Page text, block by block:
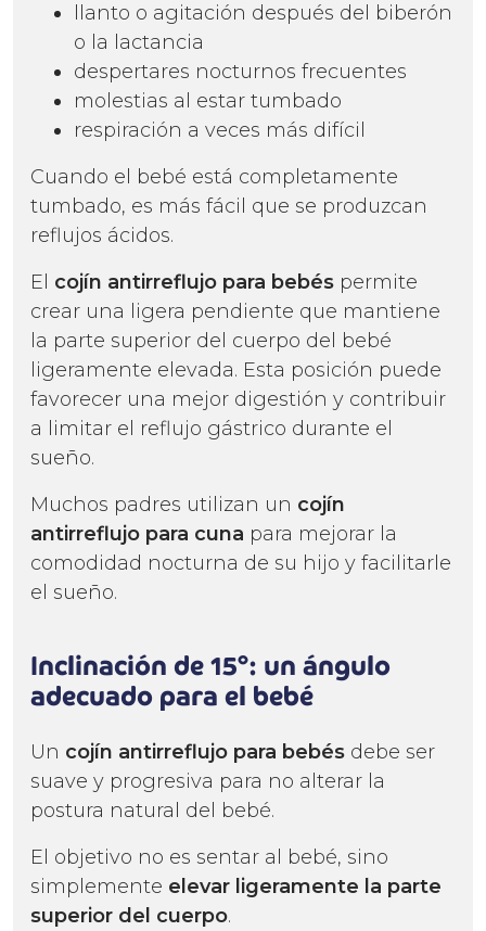
llanto o agitación después del biberón
o la lactancia
despertares nocturnos frecuentes
molestias al estar tumbado
respiración a veces más difícil
Cuando el bebé está completamente
tumbado, es más fácil que se produzcan
reflujos ácidos.
El cojín antirreflujo para bebés permite
crear una ligera pendiente que mantiene
la parte superior del cuerpo del bebé
ligeramente elevada. Esta posición puede
favorecer una mejor digestión y contribuir
a limitar el reflujo gástrico durante el
sueño.
Muchos padres utilizan un cojín
antirreflujo para cuna para mejorar la
comodidad nocturna de su hijo y facilitarle
el sueño.
Inclinación de 15°: un ángulo
adecuado para el bebé
Un cojín antirreflujo para bebés debe ser
suave y progresiva para no alterar la
postura natural del bebé.
El objetivo no es sentar al bebé, sino
simplemente elevar ligeramente la parte
superior del cuerpo.